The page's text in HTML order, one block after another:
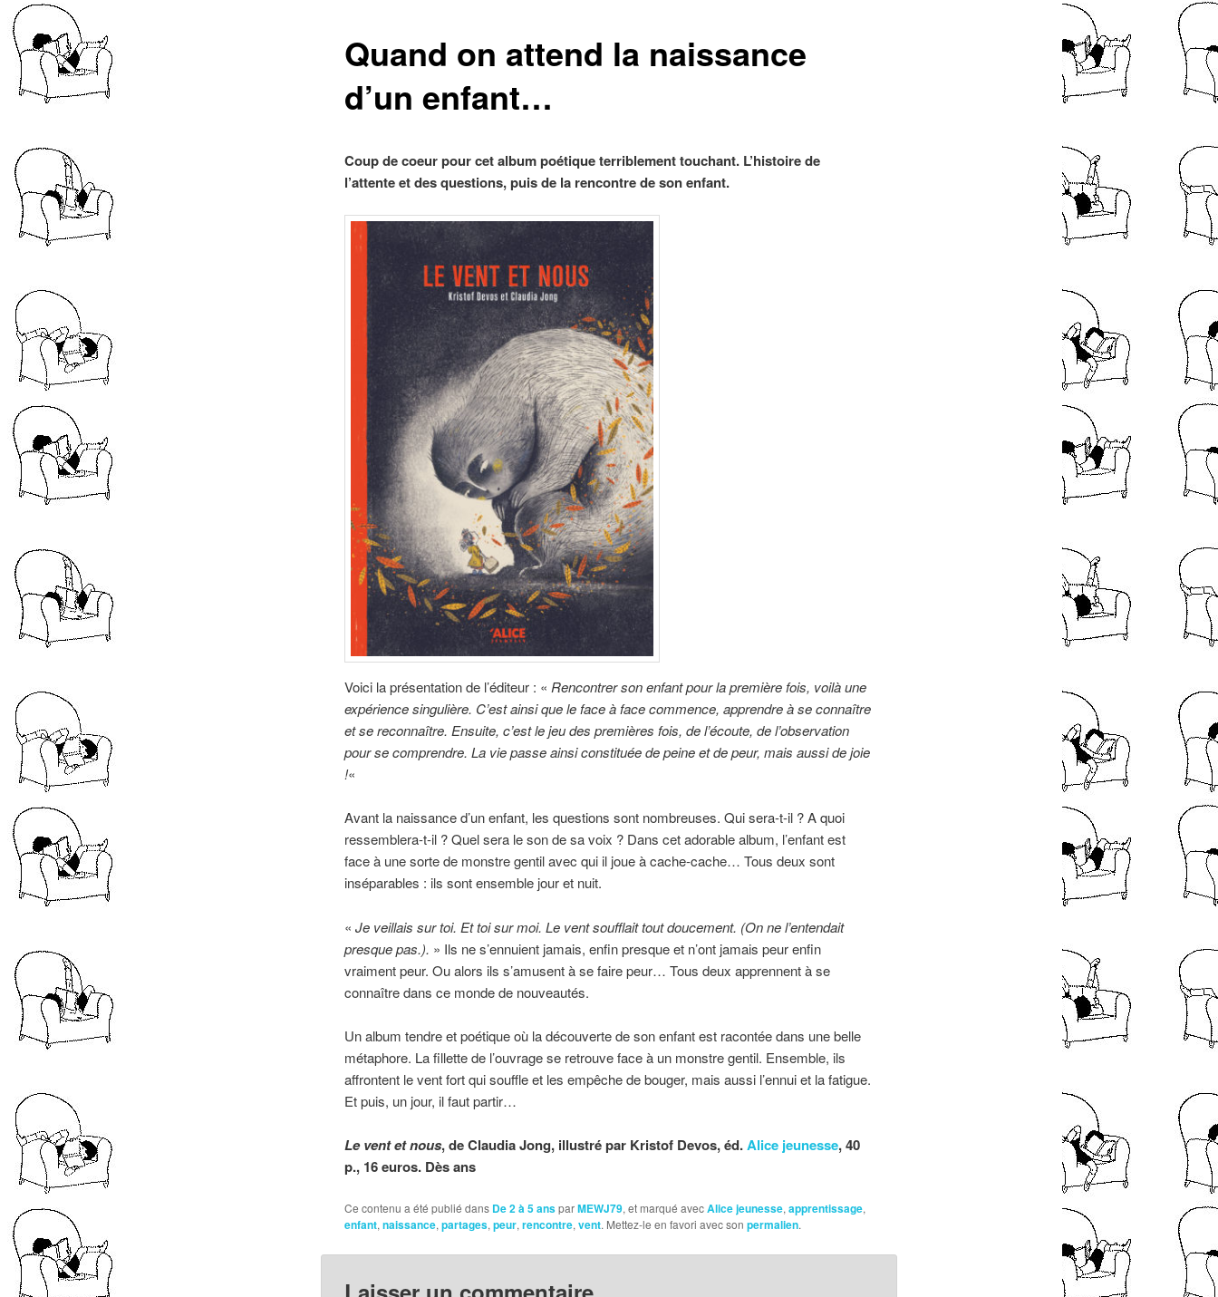
Quand on attend la naissance
d’un enfant…
Coup de coeur pour cet album poétique terriblement touchant. L’histoire de
l’attente et des questions, puis de la rencontre de son enfant.
Voici la présentation de l’éditeur : « Rencontrer son enfant pour la première fois, voilà une
expérience singulière. C’est ainsi que le face à face commence, apprendre à se connaître
et se reconnaître. Ensuite, c’est le jeu des premières fois, de l’écoute, de l’observation
pour se comprendre. La vie passe ainsi constituée de peine et de peur, mais aussi de joie
!«
Avant la naissance d’un enfant, les questions sont nombreuses. Qui sera-t-il ? A quoi
ressemblera-t-il ? Quel sera le son de sa voix ? Dans cet adorable album, l’enfant est
face à une sorte de monstre gentil avec qui il joue à cache-cache… Tous deux sont
inséparables : ils sont ensemble jour et nuit.
« Je veillais sur toi. Et toi sur moi. Le vent soufflait tout doucement. (On ne l’entendait
presque pas.). » Ils ne s’ennuient jamais, enfin presque et n’ont jamais peur enfin
vraiment peur. Ou alors ils s’amusent à se faire peur… Tous deux apprennent à se
connaître dans ce monde de nouveautés.
Un album tendre et poétique où la découverte de son enfant est racontée dans une belle
métaphore. La fillette de l’ouvrage se retrouve face à un monstre gentil. Ensemble, ils
affrontent le vent fort qui souffle et les empêche de bouger, mais aussi l’ennui et la fatigue.
Et puis, un jour, il faut partir…
Le vent et nous, de Claudia Jong, illustré par Kristof Devos, éd.Alice jeunesse, 40
p., 16 euros. Dès ans
Ce contenu a été publié dans De 2 à 5 ansparMEWJ79, et marqué avecAlice jeunesse, apprentissage,
enfant, naissance, partages, peur, rencontre, vent. Mettez-le en favori avec son permalien.